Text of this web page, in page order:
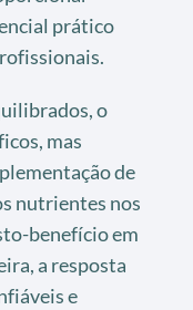
prático
o
mas
de
nutrientes nos
benefício em
a resposta
e